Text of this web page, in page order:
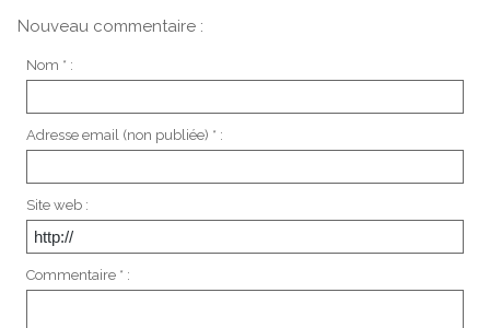
Nouveau commentaire :
Nom * :
Adresse email (non publiée) * :
Site web :
Commentaire * :